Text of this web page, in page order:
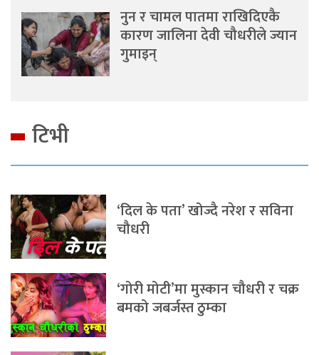
नुन र चामल पातमा राखिदिएकै
कारण जालिना देवी चौधरीले ज्यान
गुमाइन्
टिभी
‘दिल के पता’ खोज्दै नरेश र सविना
चौधरी
‘गोरी मोटी’मा मुस्कान चौधरी र चक्र
बमको जबर्जस्त ठुम्का